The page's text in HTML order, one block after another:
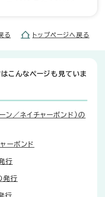
る トップページへ戻る
こんなページも見ていま
／ネイチャーボンド）の
ーボンド
行
発行
行